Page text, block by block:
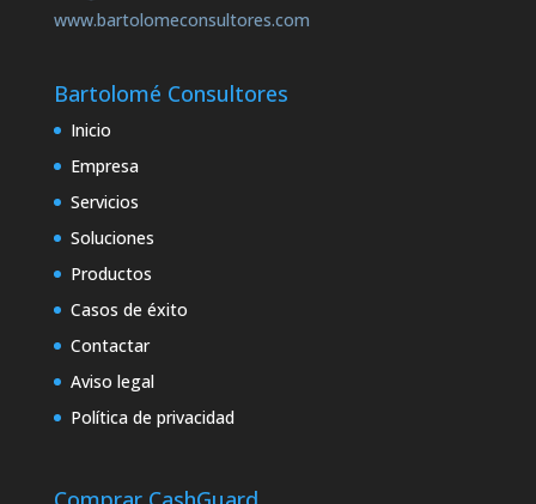
www.bartolomeconsultores.com
Bartolomé Consultores
Inicio
Empresa
Servicios
Soluciones
Productos
Casos de éxito
Contactar
Aviso legal
Política de privacidad